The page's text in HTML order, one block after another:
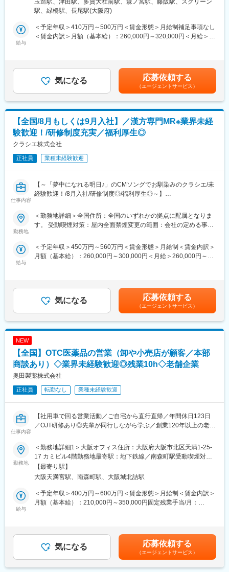
善指導等）
(3)医療用医薬品承認書と製造実態の点検業務（試験データ監査等
含む）
(4)各製品（医療用医薬品、機能性表示食品、食品等）について、
※入社後は1～2年かけて医薬品開発業務（大阪テクノセンター：
枚方市）、または品質管理業務（滋賀工場：滋賀県）、もしくは
その両方を実際に就業して医薬品カプセルの知識を身につけてい
■組織構成：
配属先は正社員7名（男性7名、女性4名）、派遣社員1名で構成さ
れております。
■同社の特徴：
同社は創業130年で、老舗企業というイメージが根強いですが、
実は「挑戦」が大好きな企業です。口中清涼剤「仁丹」で知名度
を築きあげてきましたが、そこにとどまるのではなく、独自のブ
ランドの上に新たな収入源を構築してきました。古くは「ビフィ
ーナ」などの機能性表示食品に始まり、近年は工業向けにも独自
く生み出し続けております。
屋内全面禁煙＜勤務地詳細3＞滋賀工場(びわ湖東部中核工業団地
策：屋内全面禁煙変更の範囲：会社の定める事業所（リモートワ
ーク含む）
玉造駅、津田駅、多賀大社前駅、森ノ宮駅、藤阪駅、スクリーン
駅、緑橋駅、長尾駅(大阪府)
給与
＜予定年収＞410万円～500万円＜賃金形態＞月給制補足事項なし
＜賃金内訳＞月額（基本給）：260,000円～320,000円＜月給＞
績…3.80ヶ月分）賃金はあくまでも目安の金額であり、選考を通
じて上下する可能性があります。月給(月額)は固定手当を含めた表
記です。
気になる 応募依頼する
（エージェントサービス）
【全国/8月もしくは9月入社】／漢方専門MR※業界未経
験歓迎！/研修制度充実／福利厚生◎
クラシエ株式会社
正社員 業種未経験歓迎
仕事内容
【～「夢中になれる明日♪」のCMソングでお馴染みのクラシエ/未
経験歓迎！/8月入社/研修制度◎/福利厚生◎～】
■業務内容：
域です。対象となる診療科は多いですが、特に高齢者医療や女性
医療に注力しています。
Medical Representative（メディカル・リプレゼンタティブ）の
略で、日本語では「医薬情報担当者」を意味します。医師や薬剤
師などの医療従事者に対して、自社製品である漢方薬に関する情
報を提供し、漢方薬の適正使用を促進する役割を担っています。
入社後、未経験の方は2か月間（8~9月）、経験者の方も1ヶ月間
（8月）本社研修がありしっかりとフォローします。漢方業界が初
めての方でもご安心ください！内容は学術（医薬品・漢方薬）、
情報提供や説明会のロールプレイイング等インプット、アウトプ
ットの両方の研修を予定しており、現場でご活躍いただくための
土台を固めます。（研修期間は変動の可能性あり）
■魅力：
・産育休、子ども看護休暇、介護休暇、各種自己啓発制度あり
■勤務地補足：
※配属予定拠点の詳しくは以下ご参照くださいませ。
https://www.kracie.co.jp/company/info/office.html
の駐在の場合もあります。
※駐在の場合も、会議等の業務で月に数回支店や営業所、出張所等
■クラシエ(株)へ入社後本社での研修期間を経て、MR職としては
クラシエ薬品(株)への在籍出向となります。
出向先：クラシエ薬品株式会社
勤務地
＜勤務地詳細＞全国住所：全国のいずれかの拠点に配属となりま
す。 受動喫煙対策：屋内全面禁煙変更の範囲：会社の定める事業
給与
＜予定年収＞450万円～560万円＜賃金形態＞月給制＜賃金内訳＞
月額（基本給）：260,000円～300,000円＜月給＞260,000円～
までも目安の金額であり、選考を通じて上下する可能性がありま
す。月給(月額)は固定手当を含めた表記です。
気になる 応募依頼する
（エージェントサービス）
NEW
【全国】OTC医薬品の営業（卸や小売店が顧客／本部
商談あり）◇業界未経験歓迎◎残業10h◇老舗企業
奥田製薬株式会社
正社員 転勤なし 業種未経験歓迎
仕事内容
【社用車で回る営業活動／ご自宅から直行直帰／年間休日123日
／OJT研修あり◎先輩が同行しながら学ぶ／創業120年以上の老舗
■業務内容：
医薬品卸やドラッグストア本部に対し、OTC医薬品の新商品提案
や販売促進施策の企画・提案営業をお任せします。
営業先は既存取引先が主となりますが、新規先開拓も積極的に行
います。
・販売促進施策の企画・提案
・本部バイヤーとの商談・関係構築
勤務地
＜勤務地詳細1＞大阪オフィス住所：大阪府大阪市北区天満1-25-
17 カミビル4階勤務地最寄駅：地下鉄線／南森町駅受動喫煙対
策：敷地内全面禁煙＜勤務地詳細2＞全国住所：自宅から直行直帰
です 受動喫煙対策：屋内全面禁煙変更の範囲：無
【最寄り駅】
大阪天満宮駅、南森町駅、大阪城北詰駅
給与
＜予定年収＞400万円～600万円＜賃金形態＞月給制＜賃金内訳＞
月額（基本給）：210,000円～350,000円固定残業手当/月：
給与詳細は、あくまでも目安の金額であり、選考を通じて上下す
る可能性があります。■昇給：年1回（0.50％～1.00％）■賞与：
年2回（計3ヵ月分以上）賃金はあくまでも目安の金額であり、選
考を通じて上下する可能性があります。月給(月額)は固定手当を含
気になる 応募依頼する
（エージェントサービス）